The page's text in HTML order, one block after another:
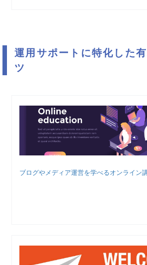
運用サポートに特化した
ツ
ブログやメディア運営を学べるオンライン